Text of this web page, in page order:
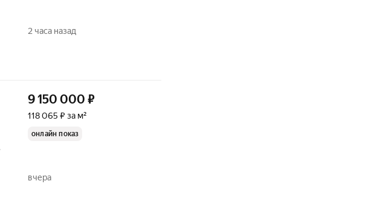
2 часа назад
9 150 000 ₽
118 065 ₽ за м²
онлайн показ
вчера